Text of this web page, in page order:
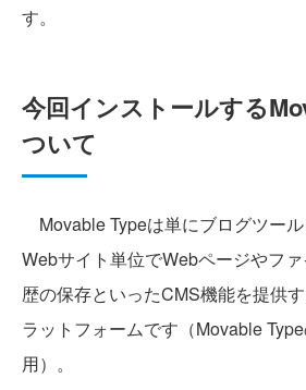
す。
今回インストールする
ついて
Movable Typeは単にブログツール
Webサイト単位でWebページやフ
歴の保存といったCMS機能を提供
ラットフォームです（Movable
用）。